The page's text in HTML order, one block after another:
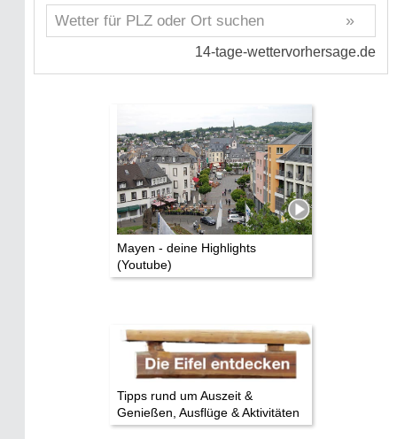
Mayen - deine Highlights
(Youtube)
Tipps rund um Auszeit &
Genießen, Ausflüge & Aktivitäten